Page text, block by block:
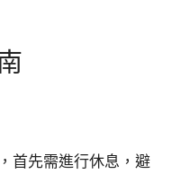
首先需進行休息，避